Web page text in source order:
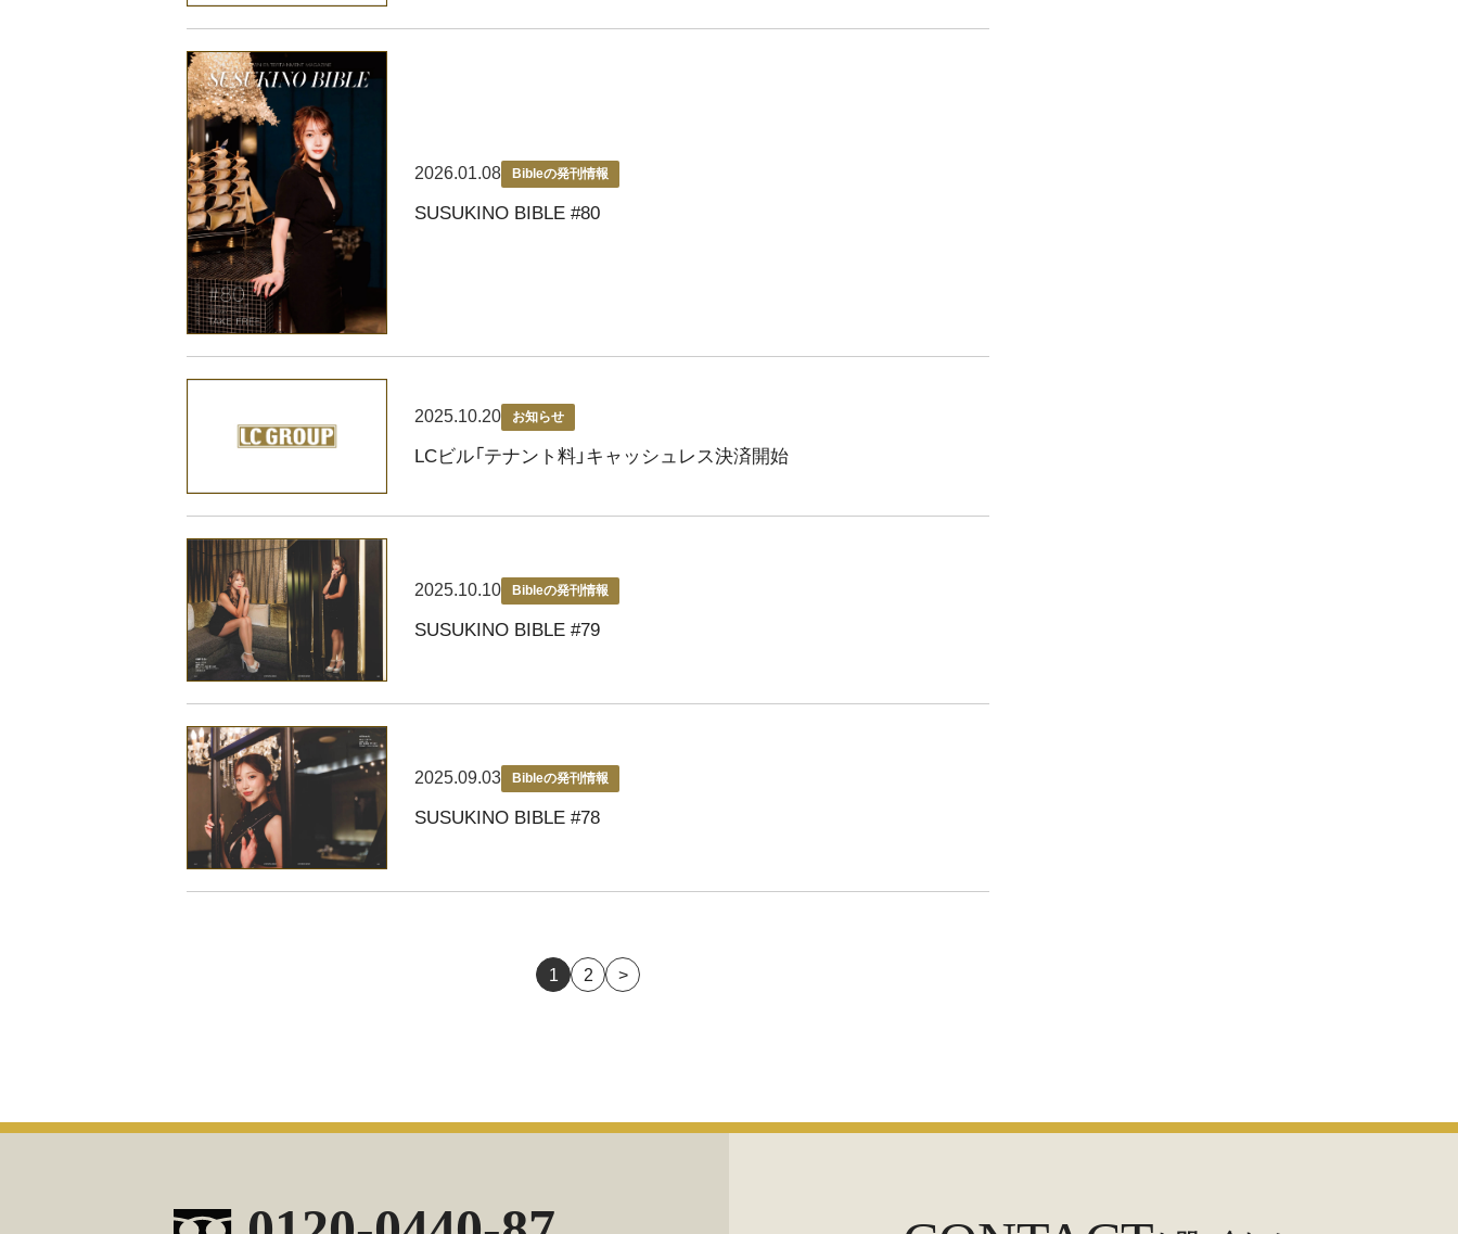
2026.01.08 Bibleの発刊情報
SUSUKINO BIBLE #80
2025.10.20 お知らせ
LCビル「テナント料」キャッシュレス決済開始
2025.10.10 Bibleの発刊情報
SUSUKINO BIBLE #79
2025.09.03 Bibleの発刊情報
SUSUKINO BIBLE #78
1 2 >